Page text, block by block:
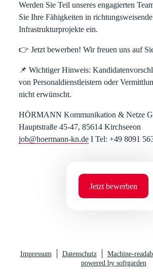
Werden Sie Teil unseres engagierten
Sie Ihre Fähigkeiten in richtungsweisende
Infrastrukturprojekte ein.
👉Jetzt bewerben! Wir freuen uns auf
📌Wichtiger Hinweis:
vonPersonaldienstleistern oder
nicht erwünscht.
HÖRMANN Kommunikation & Netze
Hauptstraße 45-47, 85614 Kirchseeon
job@hoermann-kn.de I Tel: +49 8091
Jetzt bewerben
Impressum Datenschutz
Machine-
powered by softgarden